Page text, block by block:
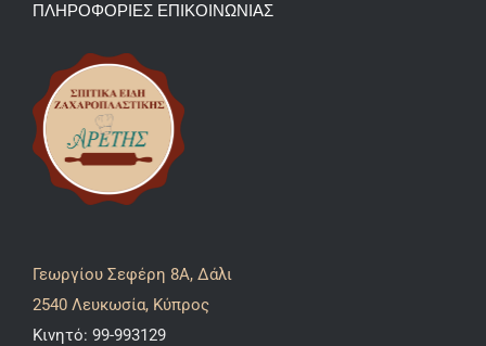
ΠΛΗΡΟΦΟΡΙΕΣ ΕΠΙΚΟΙΝΩΝΙΑΣ
Γεωργίου Σεφέρη 8A, Δάλι
2540 Λευκωσία, Κύπρος
Κινητό: 99-993129